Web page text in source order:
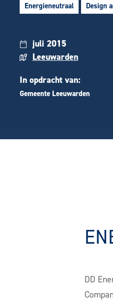
Energieneutraal
Design
juli 2015
Leeuwarden
In opdracht van:
Gemeente Leeuwarden
DD